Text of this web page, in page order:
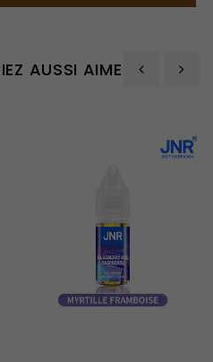
AUSSI AIMER